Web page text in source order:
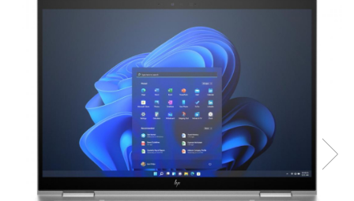
Plicuri
Role case de marcat
Instrumente de scris
Pixuri cu pasta
Stilouri si rollere cu rezerve de
cerneala